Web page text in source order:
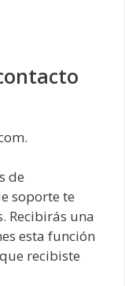
de
soporte te
Recibirás una
esta función
recibiste